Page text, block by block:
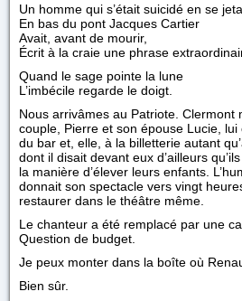
Un homme qui s’était suicidé en se
En bas du pont Jacques Cartier
Avait, avant de mourir,
Écrit à la craie une phrase
Quand le sage pointe la lune
L’imbécile regarde le doigt.
Nous arrivâmes au Patriote. Clermont
couple, Pierre et son épouse Lucie,
du bar et, elle, à la billetterie autant
dont il disait devant eux d’ailleurs
la manière d’élever leurs enfants.
donnait son spectacle vers vingt
restaurer dans le théâtre même.
Le chanteur a été remplacé par une
Question de budget.
Je peux monter dans la boîte où
Bien sûr.